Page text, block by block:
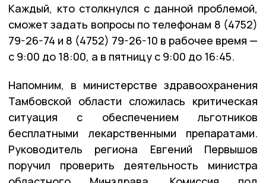
Каждый, кто столкнулся с данной проблемой,
сможет задать вопросы по телефонам 8 (4752)
79-26-74 и 8 (4752) 79-26-10 в рабочее время —
с 9:00 до 18:00, а в пятницу с 9:00 до 16:45.
Напомним, в министерстве здравоохранения
Тамбовской области сложилась критическая
ситуация с обеспечением льготников
бесплатными лекарственными препаратами.
Руководитель региона Евгений Первышов
поручил проверить деятельность министра